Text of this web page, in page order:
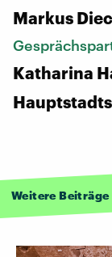
Markus
Katharina
Weitere Beiträge